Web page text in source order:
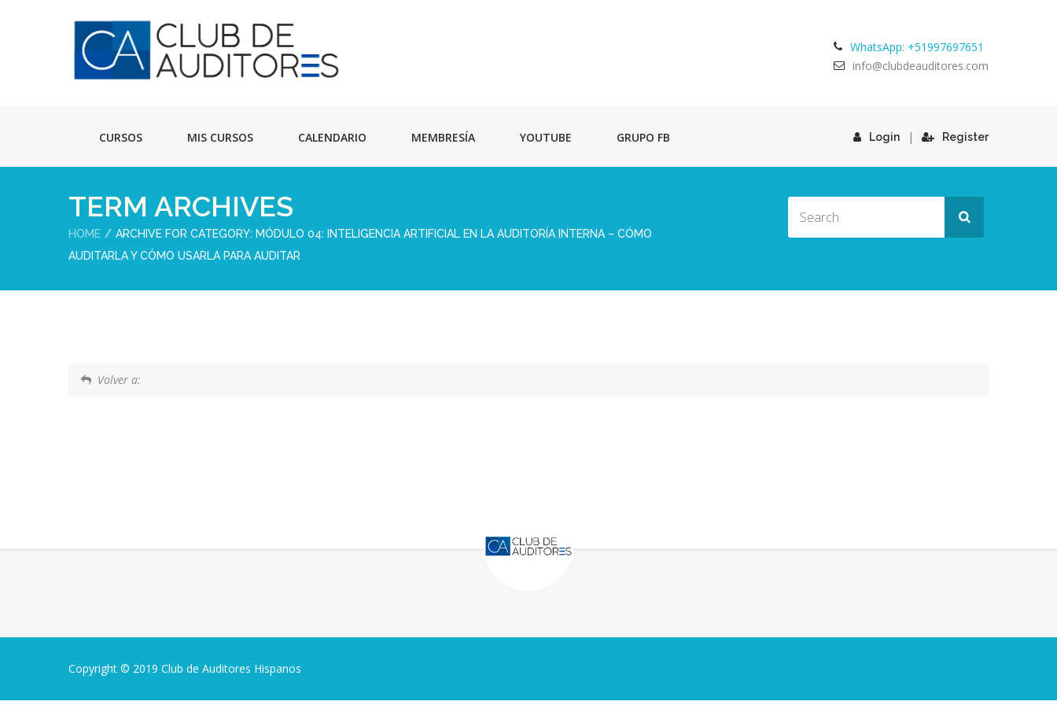
WhatsApp: +51997697651
info@clubdeauditores.com
CURSOS MIS CURSOS CALENDARIO MEMBRESÍA YOUTUBE GRUPO FB Login | Register
TERM ARCHIVES
HOME
ARCHIVE FOR CATEGORY: MÓDULO 04: INTELIGENCIA ARTIFICIAL EN LA AUDITORÍA INTERNA – CÓMO
AUDITARLA Y CÓMO USARLA PARA AUDITAR
Volver a:
Copyright © 2019 Club de Auditores Hispanos